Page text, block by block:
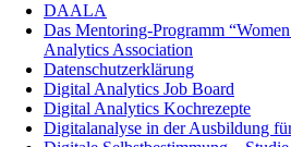
DAALA
Das Mentoring-Programm
Analytics Association
Datenschutzerklärung
Digital Analytics Job Board
Digital Analytics Kochrezepte
Digitalanalyse in der Ausbildung